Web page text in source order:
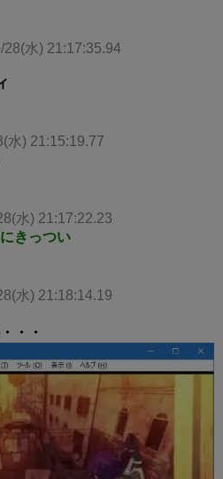
28(水) 21:17:35.94
水) 21:15:19.77
水) 21:17:22.23
きっつい
水) 21:18:14.19
・・